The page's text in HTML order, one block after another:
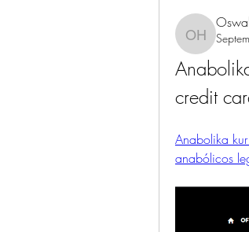
credit
Anabolika
anabólicos